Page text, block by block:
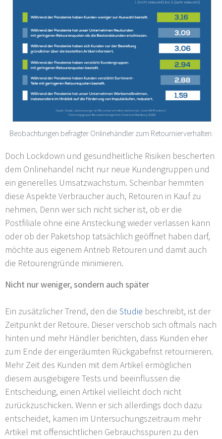
Beobachtungen befragter Onlinehändler zum Retournierverhalten.
Doch Lockdown und gesundheitliche Risiken bescherten
dem Onlinehandel nicht nur neue Kundengruppen und
ein generelles Umsatzwachstum. Scheinbar hemmten
diese Aspekte Verbraucher auch, Retouren in Kauf zu
nehmen. Denn wer sich nicht sicher ist, ob er die
Postfiliale ohne eine Ansteckung wieder verlassen kann
oder ob der Paketshop tatsächlich geöffnet haben darf,
möchte aus eigenem Antrieb Retouren und damit auch
die Retourengründe minimieren.
Nicht nur weniger, sondern auch später
Ein zusätzlicher Trend, den die Studie beschreibt, ist der
Zeitpunkt der Retoure. Dieser verschob sich oftmals nach
hinten und mehr Händler berichten, dass Kunden eher
zum Ende der eingeräumten Rückgabefrist retournieren.
Mehr Zeit des Kunden mit dem Artikel ermöglichen
diesem ausgiebigere Tests und beeinflussen die
Entscheidung, einen Artikel vielleicht doch nicht
zurückzuschicken. Wenn er sich allerdings doch dazu
entscheidet, kamen im Untersuchungszeitraum mehr
Artikel mit offensichtlichen Gebrauchsspuren zu den